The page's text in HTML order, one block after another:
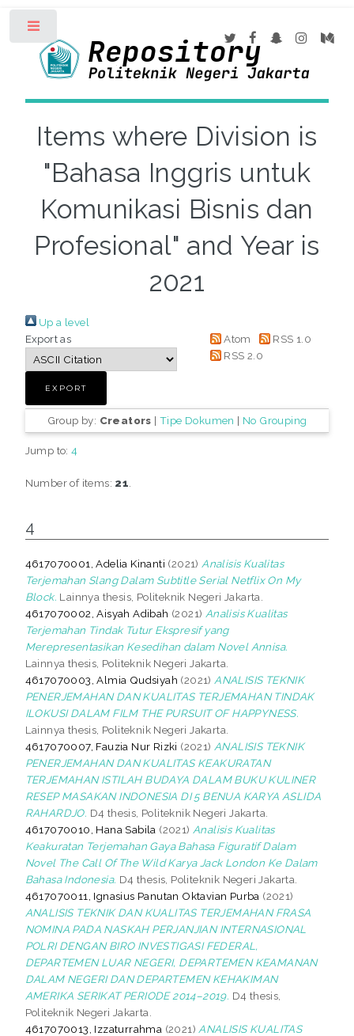
Items where Division is
"Bahasa Inggris untuk
Komunikasi Bisnis dan
Profesional" and Year is
2021
Up a level
Export as
Atom
RSS 1.0
RSS 2.0
Group by: Creators | Tipe Dokumen | No Grouping
Jump to:4
Number of items: 21
4
4617070001, Adelia Kinanti (2021) Analisis Kualitas
Terjemahan Slang Dalam Subtitle Serial Netflix On My
Block. Lainnya thesis, Politeknik Negeri Jakarta.
4617070002, Aisyah Adibah (2021) Analisis Kualitas
Terjemahan Tindak Tutur Ekspresif yang
Merepresentasikan Kesedihan dalam Novel Annisa.
Lainnya thesis, Politeknik Negeri Jakarta.
4617070003, Almia Qudsiyah (2021) ANALISIS TEKNIK
PENERJEMAHAN DAN KUALITAS TERJEMAHAN TINDAK
ILOKUSI DALAM FILM THE PURSUIT OF HAPPYNESS.
Lainnya thesis, Politeknik Negeri Jakarta.
4617070007, Fauzia Nur Rizki (2021) ANALISIS TEKNIK
PENERJEMAHAN DAN KUALITAS KEAKURATAN
TERJEMAHAN ISTILAH BUDAYA DALAM BUKU KULINER
RESEP MASAKAN INDONESIA DI 5 BENUA KARYA ASLIDA
RAHARDJO. D4 thesis, Politeknik Negeri Jakarta.
4617070010, Hana Sabila (2021) Analisis Kualitas
Keakuratan Terjemahan Gaya Bahasa Figuratif Dalam
Novel The Call Of The Wild Karya Jack London Ke Dalam
Bahasa Indonesia. D4 thesis, Politeknik Negeri Jakarta.
4617070011, Ignasius Panutan Oktavian Purba (2021)
ANALISIS TEKNIK DAN KUALITAS TERJEMAHAN FRASA
NOMINA PADA NASKAH PERJANJIAN INTERNASIONAL
POLRI DENGAN BIRO INVESTIGASI FEDERAL,
DEPARTEMEN LUAR NEGERI, DEPARTEMEN KEAMANAN
DALAM NEGERI DAN DEPARTEMEN KEHAKIMAN
AMERIKA SERIKAT PERIODE 2014–2019. D4 thesis,
Politeknik Negeri Jakarta.
4617070013, Izzaturrahma (2021) ANALISIS KUALITAS